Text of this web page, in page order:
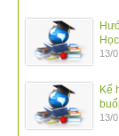
Việt – Toán Tuổi
năm học 2023-
Thay đổi thời
Cuộc thi vẽ
Điện Biên Phủ
13/
Kế
13/